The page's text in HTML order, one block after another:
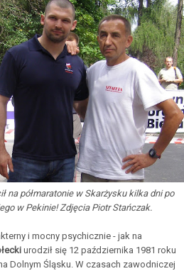
na półmaratonie w Skarżysku kilka dni po
w Pekinie! Zdjęcia Piotr Stańczak.
i mocny psychicznie - jak na
urodził się 12 października 1981 roku
Dolnym Śląsku. W czasach zawodniczej